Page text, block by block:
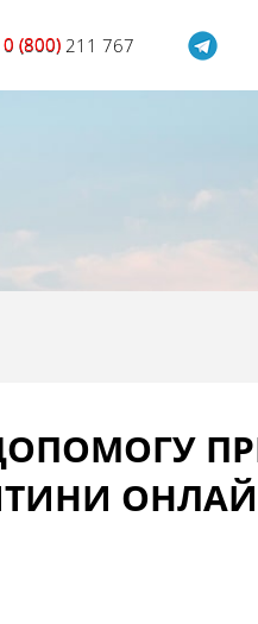
0 (800)
0 (800) 211 767